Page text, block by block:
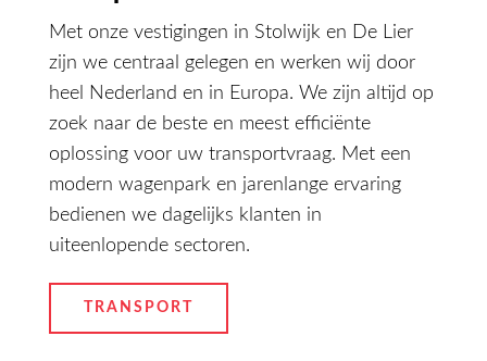
Met onze vestigingen in Stolwijk en De Lier
zijn we centraal gelegen en werken wij door
heel Nederland en in Europa. We zijn altijd op
zoek naar de beste en meest efficiënte
oplossing voor uw transportvraag. Met een
modern wagenpark en jarenlange ervaring
bedienen we dagelijks klanten in
uiteenlopende sectoren.
TRANSPORT